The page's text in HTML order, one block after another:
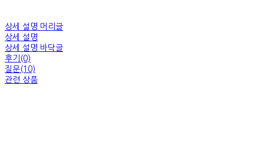
상세 설명 머리글
상세 설명
상세 설명 바닥글
후기(0)
질문(10)
관련 상품